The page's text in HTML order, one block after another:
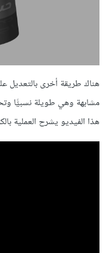
هناك طريقة أخرى
مشابهة وهي طويلة نسبيًّا
هذا الفيديو يشرح العملية